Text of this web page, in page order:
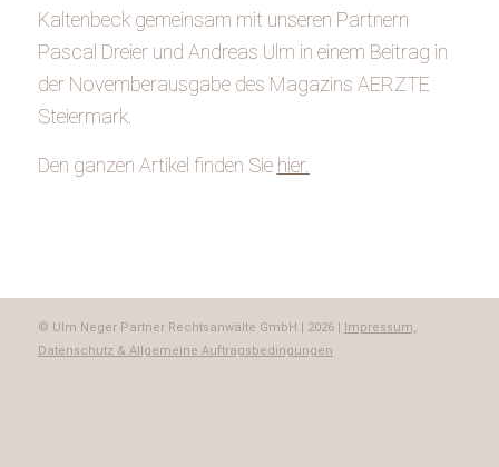
Kaltenbeck gemeinsam mit unseren Partnern
Pascal Dreier und Andreas Ulm in einem Beitrag in
der Novemberausgabe des Magazins AERZTE
Steiermark.
Den ganzen Artikel finden Sie hier.
© Ulm Neger Partner Rechtsanwälte GmbH | 2026 |
Impressum,
Datenschutz & Allgemeine Auftragsbedingungen